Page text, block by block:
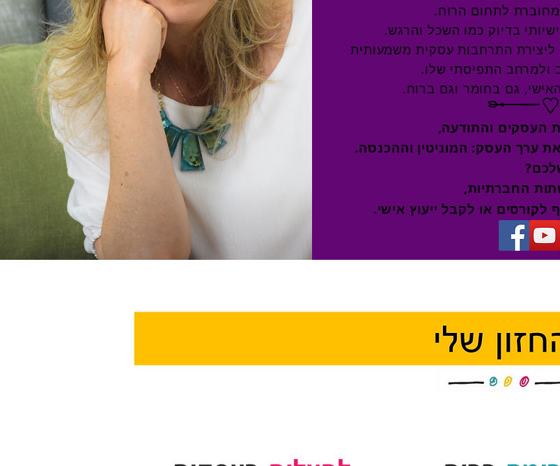
מחוברת לתחום הרוח.
בדיוק כמו השכל והרגש.
ליצירת התרחבות עסקית משמעותית
ולמרחב התפיסתי שלו.
גם בחומר וגם ברוח.
העסקים והתודעה,
ערך העסק: המוניטין וההכנסה.
החברתיות,
לקורסים או לקבל ייעוץ אישי.